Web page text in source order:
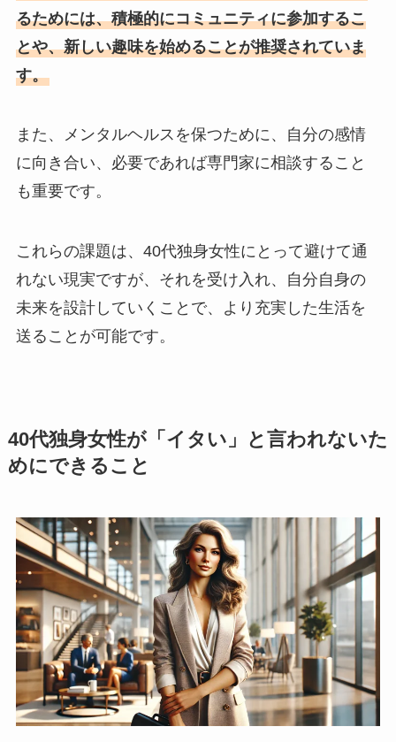
るためには、積極的にコミュニティに参加するこ
とや、新しい趣味を始めることが推奨されていま
す。
また、メンタルヘルスを保つために、自分の感情
に向き合い、必要であれば専門家に相談すること
も重要です​。
これらの課題は、40代独身女性にとって避けて通
れない現実ですが、それを受け入れ、自分自身の
未来を設計していくことで、より充実した生活を
送ることが可能です。
40代独身女性が「イタい」と言われないた
めにできること